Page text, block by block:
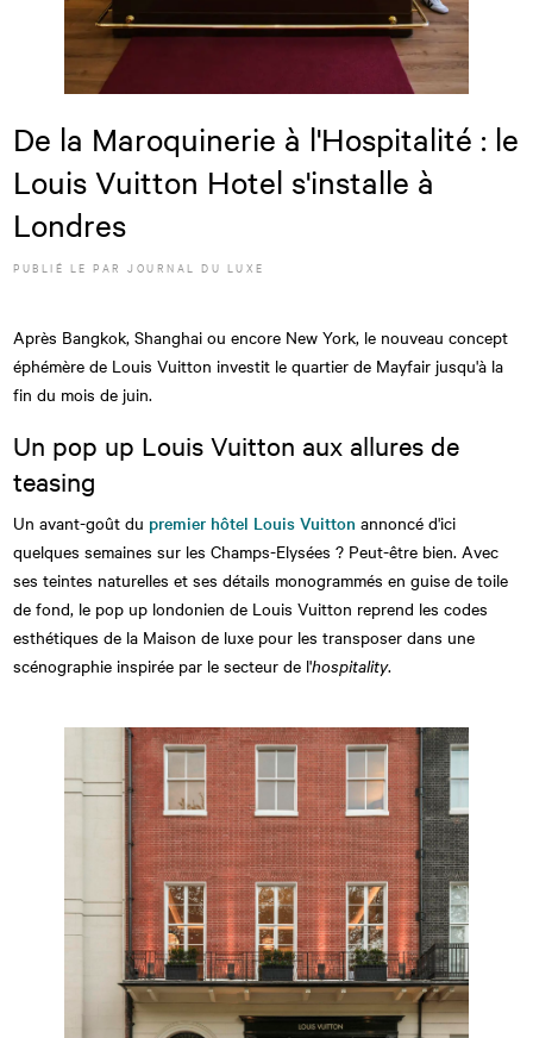
De la Maroquinerie à l'Hospitalité : le
Louis Vuitton Hotel s'installe à
Londres
PUBLIÉ LEPAR JOURNAL DU LUXE
Après Bangkok, Shanghai ou encore New York, le nouveau concept
éphémère de Louis Vuitton investit le quartier de Mayfair jusqu'à la
fin du mois de juin.
Un pop up Louis Vuitton aux allures de
teasing
Un avant-goût du premier hôtel Louis Vuitton annoncé d'ici
quelques semaines sur les Champs-Elysées ? Peut-être bien. Avec
ses teintes naturelles et ses détails monogrammés en guise de toile
de fond, le pop up londonien de Louis Vuitton reprend les codes
esthétiques de la Maison de luxe pour les transposer dans une
scénographie inspirée par le secteur de l'hospitality.